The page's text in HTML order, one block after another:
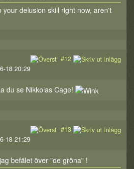
your delusion skill right now, aren't
#12
18 20:29
du se Nikkolas Cage!
#13
18 21:29
befälet över "de gröna" !